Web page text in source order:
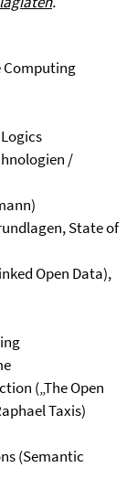
Computing
/
State of
Open Data),
(„The Open
Taxis)
(Semantic